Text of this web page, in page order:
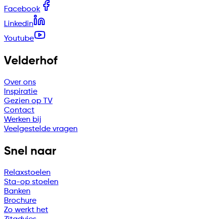
Facebook
Linkedin
Youtube
Velderhof
Over ons
Inspiratie
Gezien op TV
Contact
Werken bij
Veelgestelde vragen
Snel naar
Relaxstoelen
Sta-op stoelen
Banken
Brochure
Zo werkt het